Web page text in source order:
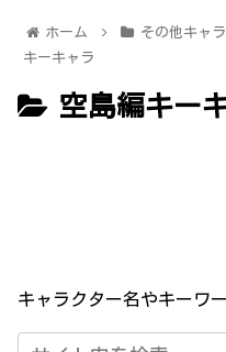
ホーム その他キャ
キーキャラ
空島編キー
キャラクター名やキーワ